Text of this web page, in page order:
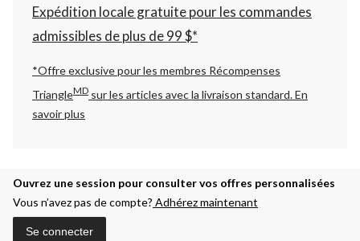
Expédition locale gratuite pour les commandes
admissibles de plus de 99 $*
*Offre exclusive pour les membres Récompenses
TriangleMD sur les articles avec la livraison standard.En
savoir plus
Ouvrez une session pour consulter vos offres personnalisées
Vous n’avez pas de compte? Adhérez maintenant
Se connecter